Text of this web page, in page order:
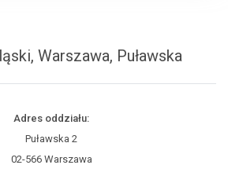
Warszawa, Puławska
Adres oddziału:
Puławska 2
02-566 Warszawa